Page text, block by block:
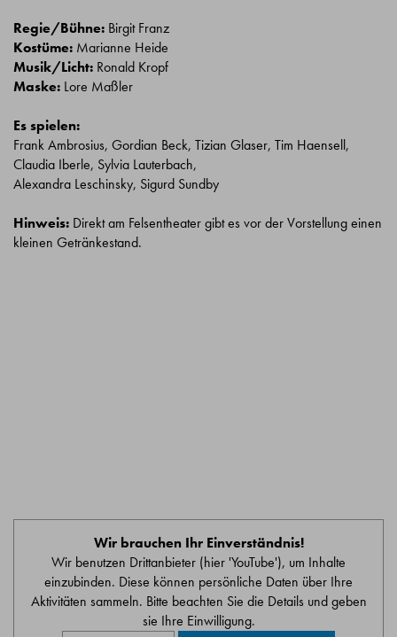
Regie/Bühne: Birgit Franz
Kostüme: Marianne Heide
Musik/Licht: Ronald Kropf
Maske: Lore Maßler
Es spielen:
Frank Ambrosius, Gordian Beck, Tizian Glaser, Tim Haensell,
Claudia Iberle, Sylvia Lauterbach,
Alexandra Leschinsky, Sigurd Sundby
Hinweis: Direkt am Felsentheater gibt es vor der Vorstellung einen
kleinen Getränkestand.
Wir brauchen Ihr Einverständnis!
Wir benutzen Drittanbieter (hier 'YouTube'), um Inhalte
einzubinden. Diese können persönliche Daten über Ihre
Aktivitäten sammeln. Bitte beachten Sie die Details und geben
sie Ihre Einwilligung.